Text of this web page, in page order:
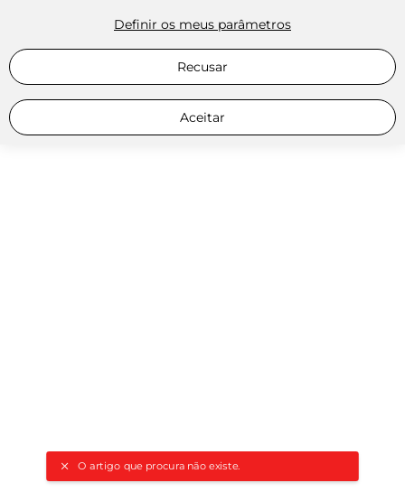
O artigo que procura não existe.
Definir os meus parâmetros
Recusar
Aceitar